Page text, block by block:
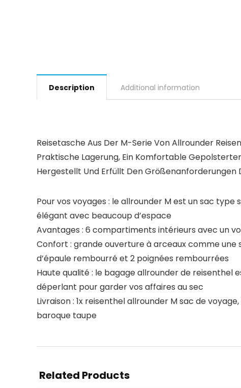
Description Additional information
Reisetasche Aus Der M-Serie Von Allrounder
Praktische Lagerung, Ein Komfortable
Hergestellt Und Erfüllt Den Größenanforderungen
Pour vos voyages : le allrounder M est un sac
élégant avec beaucoup d’espace
Avantages : 6 compartiments intérieurs avec un
Confort : grande ouverture à arceaux comme
d’épaule rembourré et 2 poignées rembourrées
Haute qualité : le bagage allrounder de
déperlant pour garder vos affaires au sec
Livraison : 1x reisenthel allrounder M sac de
baroque taupe
Related Products